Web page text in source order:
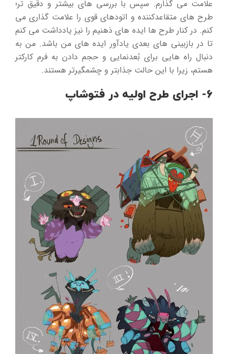
علامت می گذارم. سپس با بررسی های بیشتر و دقیق تر؛
طرح های متقاعدکننده و اتودهای قوی را علامت گذاری می
کنم. در کنار طرح ها ایده های ذهنیم را نیز یادداشت می کنم
تا در بازبینی های بعدی یادآور ایده های من باشد. من به
دنبال راه هایی برای بُعدنمایی و حجم دادن به فرم کارکتر
هستم، زیرا با این حالت جذابتر و چشمگیرتر هستند.
6- اجرای طرح اولیه در فتوشاپ